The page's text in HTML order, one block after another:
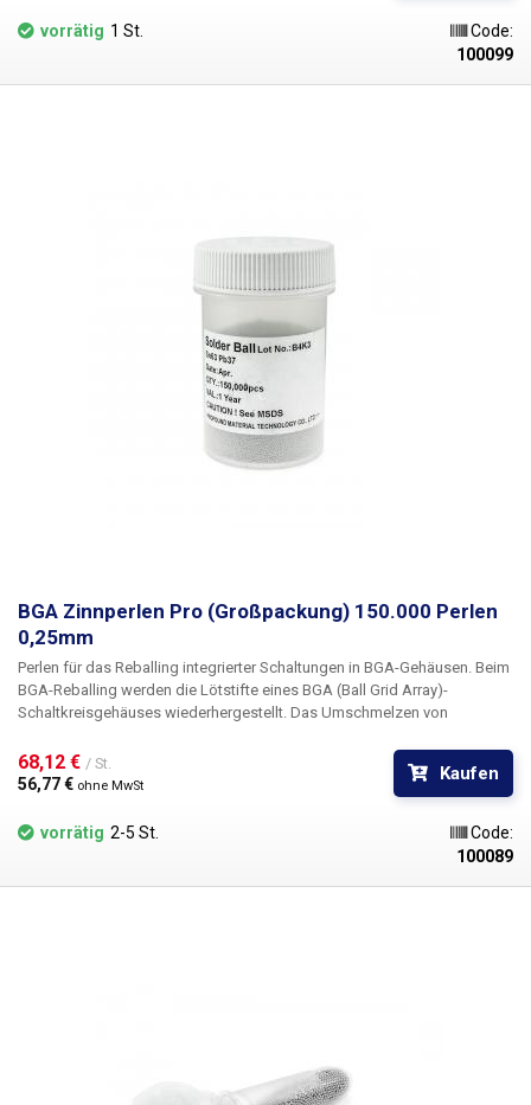
vorrätig 1 St.
Code:
100099
BGA Zinnperlen Pro (Großpackung) 150.000 Perlen
0,25mm
Perlen für das Reballing integrierter Schaltungen in BGA-Gehäusen. Beim
BGA-Reballing werden die Lötstifte eines BGA (Ball Grid Array)-
Schaltkreisgehäuses wiederhergestellt. Das Umschmelzen von
genau die gleiche Größe haben und beim Umschmelzen eine perfekt
gleichmäßige Anordnung von Lötkontakten ergeben. BGA-Reflow-
Schablonen sind ein wesentliches Hilfsmittel für diesen Vorgang.
68,12 € / St.
56,77 € ohne MwSt
Kaufen
vorrätig 2-5 St.
Code:
100089